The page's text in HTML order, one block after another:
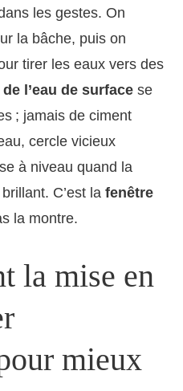
les gestes. On
la bâche, puis on
tirer les eaux vers des
l’eau de surface se
; jamais de ciment
cercle vicieux
à niveau quand la
C’est la fenêtre
la montre.
la mise en
mieux